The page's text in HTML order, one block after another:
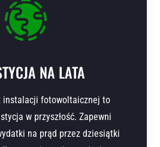
NA LATA
instalacji fotowoltaicznej to
w przyszłość. Zapewni
na prąd przez dziesiątki